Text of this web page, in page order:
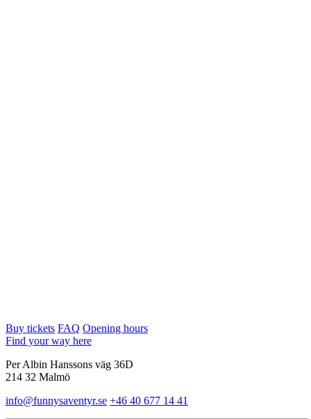
Buy tickets FAQ Opening hours
Find your way here
Per Albin Hanssons väg 36D
214 32 Malmö
info@funnysaventyr.se +46 40 677 14 41